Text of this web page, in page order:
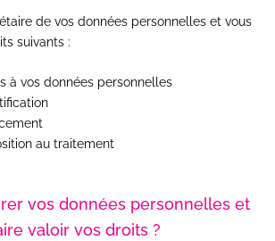
de vos données personnelles et vous
suivants :
à vos données personnelles
au traitement
vos données personnelles et
valoir vos droits ?